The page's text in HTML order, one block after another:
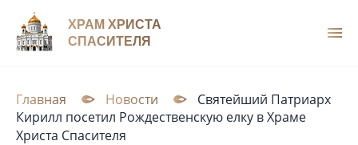
ХРАМ ХРИСТА
СПАСИТЕЛЯ
Главная Новости
Святейший Патриарх
Кирилл посетил Рождественскую елку в Храме
Христа Спасителя